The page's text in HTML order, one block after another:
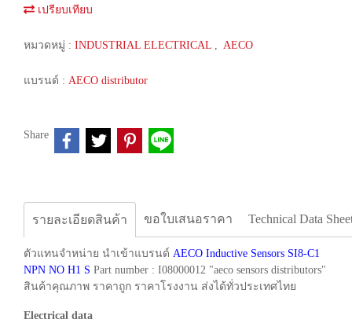
เปรียบเทียบ
หมวดหมู่ : INDUSTRIAL ELECTRICAL , AECO
แบรนด์ : AECO distributor
Share
รายละเอียดสินค้า ขอใบเสนอราคา Technical Data
ตัวแทนจำหน่าย นำเข้าแบรนด์ AECO Inductive Sensors SI8-C1
NPN NO H1 S Part number : I08000012 "aeco sensors distributors"
สินค้าคุณภาพ ราคาถูก ราคาโรงงาน ส่งได้ทั่วประเทศไทย
Electrical data